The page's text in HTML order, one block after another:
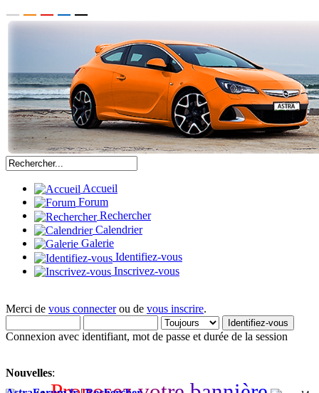
Accueil
Forum
Rechercher
Calendrier
Galerie
Identifiez-vous
Inscrivez-vous
Merci de vous connecterou de vous inscrire.
Connexion avec identifiant, mot de passe et durée de la session
Nouvelles: